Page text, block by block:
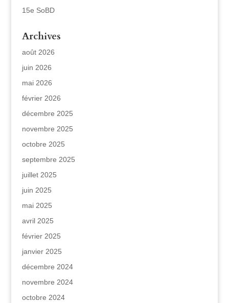
15e SoBD
Archives
août 2026
juin 2026
mai 2026
février 2026
décembre 2025
novembre 2025
octobre 2025
septembre 2025
juillet 2025
juin 2025
mai 2025
avril 2025
février 2025
janvier 2025
décembre 2024
novembre 2024
octobre 2024